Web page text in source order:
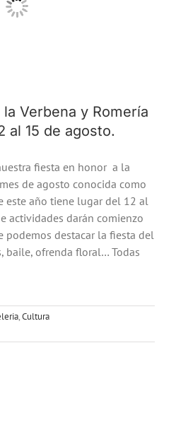
Verbena y Romería
al 15 de agosto.
fiesta en honor a la
de agosto conocida como
este año tiene lugar del 12 al
actividades darán comienzo
podemos destacar la fiesta del
baile, ofrenda floral… Todas
,Cultura